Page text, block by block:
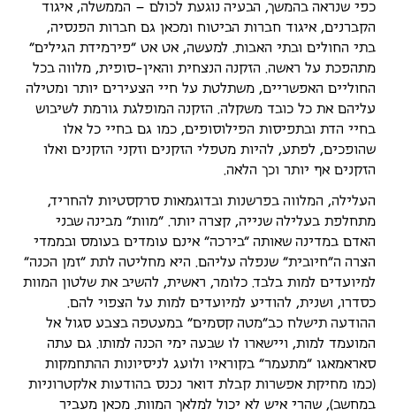
כפי שנראה בהמשך, הבעיה נוגעת לכולם – הממשלה, איגוד
הקברנים, איגוד חברות הביטוח ומכאן גם חברות הפנסיה,
בתי החולים ובתי האבות. למעשה, אט אט "פירמידת הגילים"
מתהפכת על ראשה. הזקנה הנצחית והאין-סופית, מלווה בכל
החוליים האפשריים, משתלטת על חיי הצעירים יותר ומטילה
עליהם את כל כובד משקלה. הזקנה המופלגת גורמת לשיבוש
בחיי הדת ובתפיסות הפילוסופים, כמו גם בחיי כל אלו
שהופכים, לפתע, להיות מטפלי הזקנים וזקני הזקנים ואלו
הזקנים אף יותר וכך הלאה.
העלילה, המלווה בפרשנות ובדוגמאות סרקסטיות להחריד,
מתחלפת בעלילה שנייה, קצרה יותר. "מוות" מבינה שבני
האדם במדינה שאותה "בירכה" אינם עומדים בעומס ובממדי
הצרה ה"חיובית" שנפלה עליהם. היא מחליטה לתת "זמן הכנה"
למיועדים למות בלבד. כלומר, ראשית, להשיב את שלטון המוות
כסדרו, ושנית, להודיע למיועדים למות על הצפוי להם.
ההודעה תישלח כב"מטה קסמים" במעטפה בצבע סגול אל
המועמד למות, ויישארו לו שבעה ימי הכנה למותו. גם עתה
סאראמאגו "מתעמר" בקוראיו ולועג לניסיונות ההתחמקות
(כמו מחיקת אפשרות קבלת דואר נכנס בהודעות אלקטרוניות
במחשב), שהרי איש לא יכול למלאך המוות. מכאן מעביר